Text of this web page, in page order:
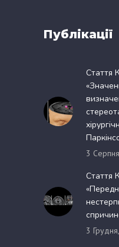
Публікації
Стаття
3
Стаття
3